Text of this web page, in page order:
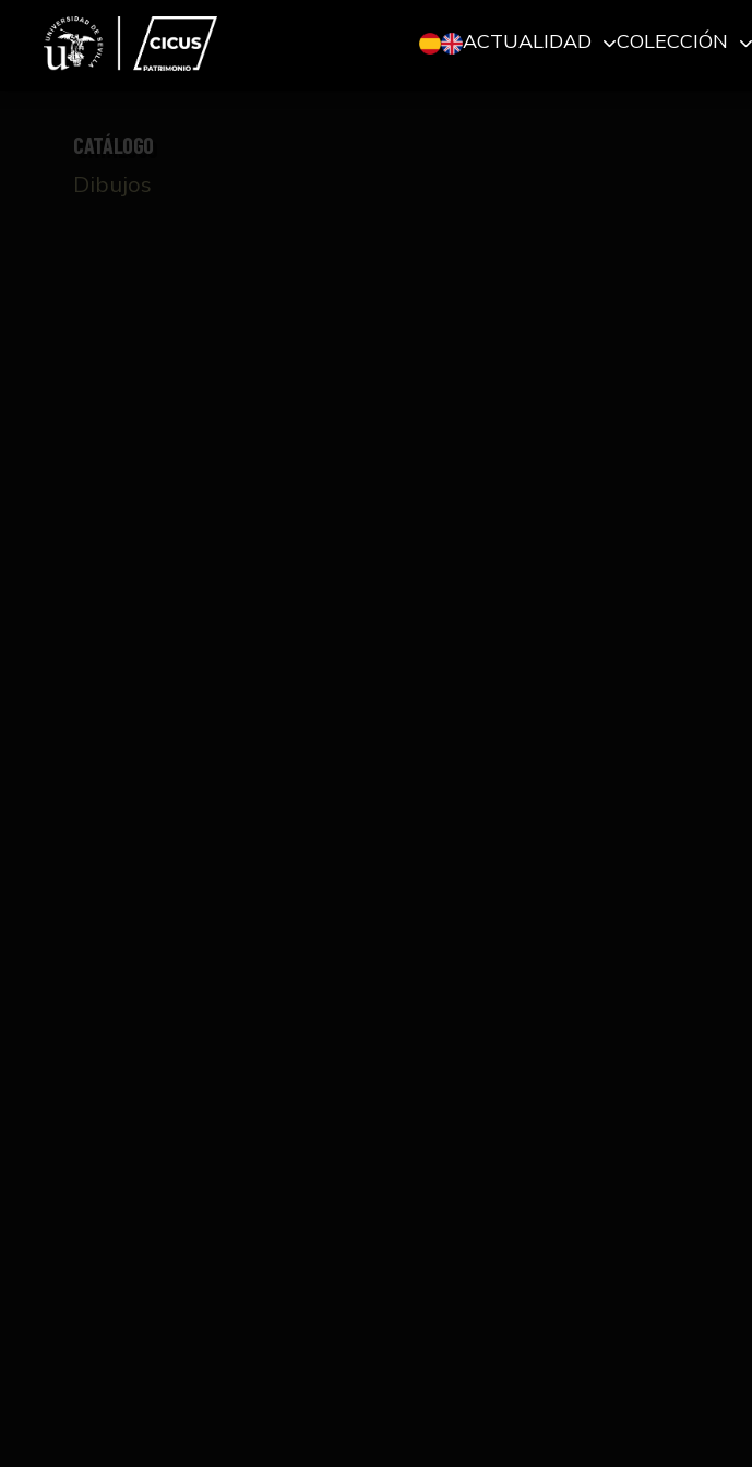
ACTUALIDAD COLECCIÓN
CATÁLOGO
Dibujos